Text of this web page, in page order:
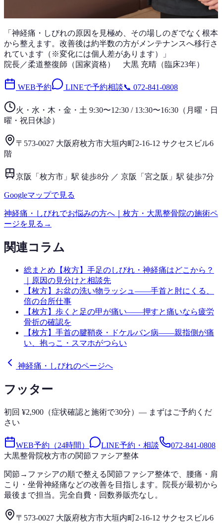
「 神経痛・しびれの原因を見極め、その場しのぎでなく根本
から整えます。改善後は約半数の方がメンテナンスへ移行さ
れています（※変化には個人差があります）」
院長／柔道整復師（国家資格）
大黒 充晴 （臨床23年）
WEB予約 LINEで予約相談📞 072-841-0808
火・水・木・金・土 9:30〜12:30 / 13:30〜16:30 （ 月曜・日
曜・祝日 休診）
〒573-0027 大阪府枚方市大垣内町2-16-12 サクセスビル6
階
京阪「枚方市」駅 徒歩8分 ／ 京阪「宮之阪」駅 徒歩7分
Googleマップで見る
神経痛・しびれでお悩みの方へ｜枚方・大黒整骨院の施術ペ
ージを見る →
関連コラム
総まとめ 【枚方】手足のしびれ・神経痛はどこから？
｜原因の見分けと相談先
【枚方】お盆の洗い物ラッシュ——手首と肘にくる、
倍の台所仕事
【枚方】歩くと足の甲が痛い——押すと痛いなら疲労
骨折の確認を
【枚方】手首の腱鞘炎・ドケルバン病——親指側が痛
い、抱っこ・スマホがつらい
神経痛・しびれのページへ
フッター
初回 ¥2,900（症状確認と施術で30分）— まずはご予約くだ
さい
WEB予約（24時間） LINE予約・相談
072-841-0808
大黒整骨院枚方市の関節ファシア整体
関節→ファシアの順で整える関節ファシア整体で、腰痛・肩
こり・坐骨神経痛などの改善を目指します。院長が最初から
最後まで担当。完全自費・回数券販売なし。
〒573-0027 大阪府枚方市大垣内町2-16-12 サクセスビル6